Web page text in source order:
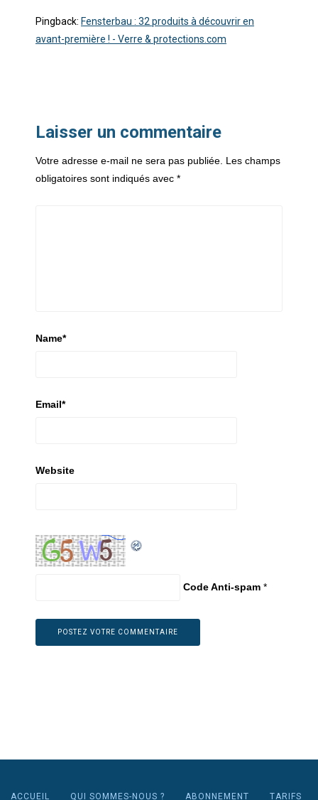
Pingback: Fensterbau : 32 produits à découvrir en
avant-première ! - Verre & protections.com
Laisser un commentaire
Votre adresse e-mail ne sera pas publiée. Les champs
obligatoires sont indiqués avec *
Name*
Email*
Website
Code Anti-spam *
ACCUEIL QUI SOMMES-NOUS ? ABONNEMENT TARIFS